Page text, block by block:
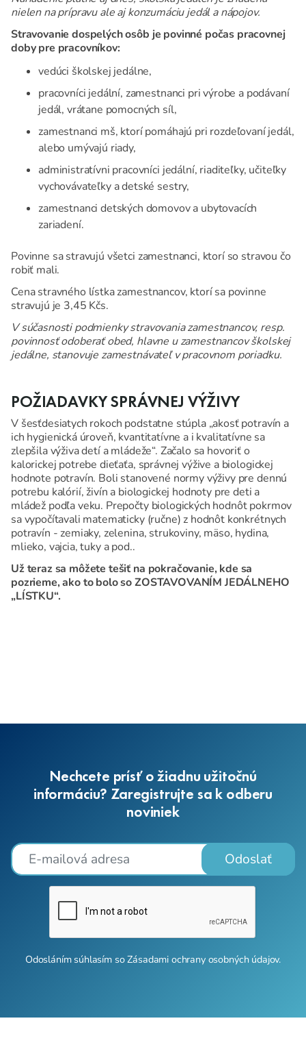
nielen na prípravu ale aj konzumáciu jedál a nápojov.
Stravovanie dospelých osôb je povinné počas pracovnej
doby pre pracovníkov:
vedúci školskej jedálne,
pracovníci jedální, zamestnanci pri výrobe a podávaní
jedál, vrátane pomocných síl,
zamestnanci mš, ktorí pomáhajú pri rozdeľovaní jedál,
alebo umývajú riady,
administratívni pracovníci jedální, riaditeľky, učiteľky
vychovávateľky a detské sestry,
zamestnanci detských domovov a ubytovacích
zariadení.
Povinne sa stravujú všetci zamestnanci, ktorí so stravou čo
robiť mali.
Cena stravného lístka zamestnancov, ktorí sa povinne
stravujú je 3,45 Kčs.
V súčasnosti podmienky stravovania zamestnancov, resp.
povinnosť odoberať obed, hlavne u zamestnancov školskej
jedálne, stanovuje zamestnávateľ v pracovnom poriadku.
POŽIADAVKY SPRÁVNEJ VÝŽIVY
V šesťdesiatych rokoch podstatne stúpla „akosť potravín a
ich hygienická úroveň, kvantitatívne a i kvalitatívne sa
zlepšila výživa detí a mládeže“. Začalo sa hovoriť o
kalorickej potrebe dieťaťa, správnej výžive a biologickej
hodnote potravín. Boli stanovené normy výživy pre dennú
potrebu kalórií, živín a biologickej hodnoty pre deti a
mládež podľa veku. Prepočty biologických hodnôt pokrmov
sa vypočítavali matematicky (ručne) z hodnôt konkrétnych
potravín - zemiaky, zelenina, strukoviny, mäso, hydina,
mlieko, vajcia, tuky a pod..
Už teraz sa môžete tešiť na pokračovanie, kde sa
pozrieme, ako to bolo so ZOSTAVOVANÍM JEDÁLNEHO
„LÍSTKU“.
Nechcete prísť o žiadnu užitočnú
informáciu? Zaregistrujte sa k odberu
noviniek
Odoslať
Odosláním súhlasím soZásadami ochrany osobných údajov.